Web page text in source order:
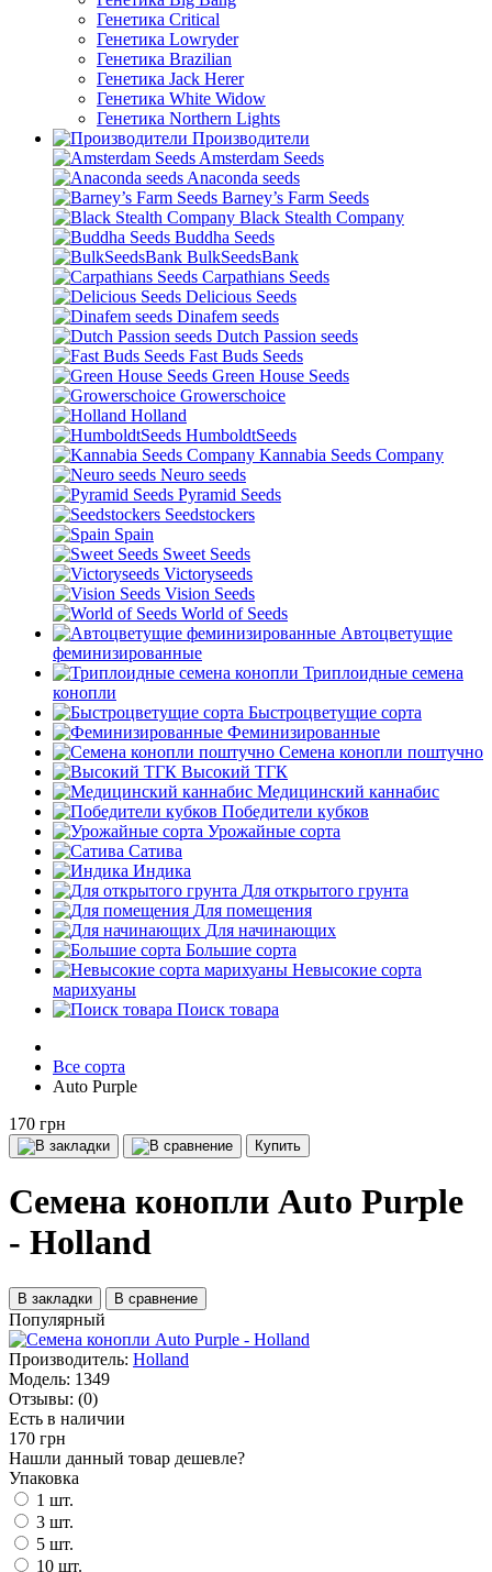
Генетика Critical
Генетика Lowryder
Генетика Brazilian
Генетика Jack Herer
Генетика White Widow
Генетика Northern Lights
Производители
Amsterdam Seeds
Anaconda seeds
Barney’s Farm Seeds
Black Stealth Company
Buddha Seeds
BulkSeedsBank
Carpathians Seeds
Delicious Seeds
Dinafem seeds
Dutch Passion seeds
Fast Buds Seeds
Green House Seeds
Growerschoice
Holland
HumboldtSeeds
Kannabia Seeds Company
Neuro seeds
Pyramid Seeds
Seedstockers
Spain
Sweet Seeds
Victoryseeds
Vision Seeds
World of Seeds
Автоцветущие
феминизированные
Триплоидные семена
конопли
Быстроцветущие сорта
Феминизированные
Семена конопли поштучно
Высокий ТГК
Медицинский каннабис
Победители кубков
Урожайные сорта
Сатива
Индика
Для открытого грунта
Для помещения
Для начинающих
Большие сорта
Невысокие сорта
марихуаны
Поиск товара
Все сорта
Auto Purple
170 грн
Купить
Семена конопли Auto Purple
- Holland
В закладки В сравнение
Популярный
Производитель: Holland
Модель: 1349
Отзывы: (0)
Есть в наличии
170 грн
Нашли данный товар дешевле?
Упаковка
1 шт.
3 шт.
5 шт.
10 шт.